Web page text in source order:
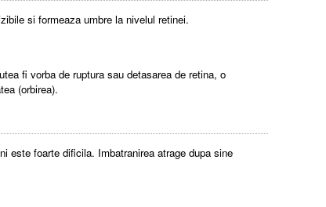
si formeaza umbre la nivelul retinei.
fi vorba de ruptura sau detasarea de retina, o
(orbirea).
este foarte dificila. Imbatranirea atrage dupa sine